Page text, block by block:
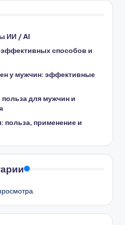
ИИ / AI
эффективных способов и
у мужчин: эффективные
для мужчин и
польза, применение и